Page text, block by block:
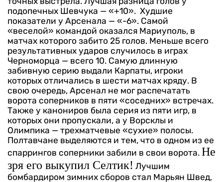
подопечных Шевчука — «+10». Худшие
показатели у Арсенала — «-6». Самой
«веселой» командой оказался Мариуполь, в
матчах которого забито 25 голов. Меньше всего
результативных ударов случилось в играх
Черноморца — всего 10. Самую длинную
забивную серию выдали Карпаты, игроки
которых отличались в шести матчах кряду. В
свою очередь, Арсенал не мог распечатать
ворота соперников в пяти «соседних» встречах.
Также у канониров была серия из пяти игр, в
которых они пропускали, а у Ворсклы и
Олимпика — трехматчевые «сухие» полосы.
Полтавчане выделяются и тем, что в одном из ее
спаррингов соперники забили в свои ворота. Не
зря его выкупил Селтик! Лучшим
бомбардиром зимних сборов стал Марьян Швед,